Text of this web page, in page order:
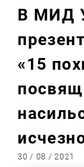
В МИД
«15
30 / 08 / 2021